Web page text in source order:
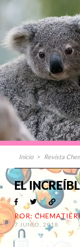
Inicio > Revista
EL
POR:
7 JUNIO, 2018